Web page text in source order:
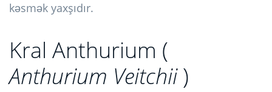
kəsmək yaxşıdır.
Kral Anthurium (
Anthurium Veitchii)